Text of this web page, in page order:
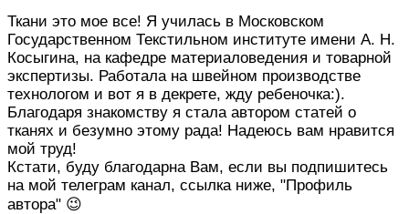
Ткани это мое все! Я училась в Московском
Государственном Текстильном институте имени А. Н.
Косыгина, на кафедре материаловедения и товарной
экспертизы. Работала на швейном производстве
технологом и вот я в декрете, жду ребеночка:).
Благодаря знакомству я стала автором статей о
тканях и безумно этому рада! Надеюсь вам нравится
мой труд!
Кстати, буду благодарна Вам, если вы подпишитесь
на мой телеграм канал, ссылка ниже, "Профиль
автора" 😉